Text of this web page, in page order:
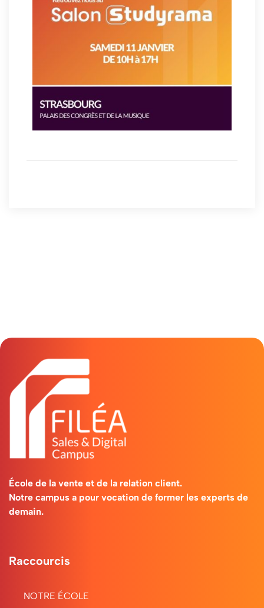
École de la vente et de la relation client.
Notre campus a pour vocation de former les experts de
demain.
Raccourcis
NOTRE ÉCOLE